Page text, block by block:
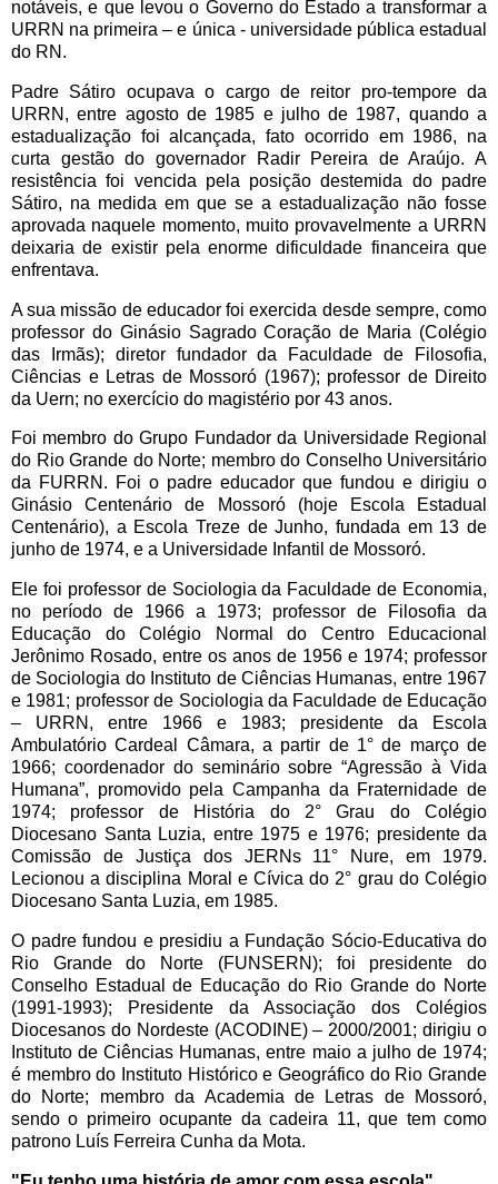
notáveis, e que levou o Governo do Estado a transformar a
URRN na primeira – e única - universidade pública estadual
do RN.
Padre Sátiro ocupava o cargo de reitor pro-tempore da
URRN, entre agosto de 1985 e julho de 1987, quando a
estadualização foi alcançada, fato ocorrido em 1986, na
curta gestão do governador Radir Pereira de Araújo. A
resistência foi vencida pela posição destemida do padre
Sátiro, na medida em que se a estadualização não fosse
aprovada naquele momento, muito provavelmente a URRN
deixaria de existir pela enorme dificuldade financeira que
enfrentava.
A sua missão de educador foi exercida desde sempre, como
professor do Ginásio Sagrado Coração de Maria (Colégio
das Irmãs); diretor fundador da Faculdade de Filosofia,
Ciências e Letras de Mossoró (1967); professor de Direito
da Uern; no exercício do magistério por 43 anos.
Foi membro do Grupo Fundador da Universidade Regional
do Rio Grande do Norte; membro do Conselho Universitário
da FURRN. Foi o padre educador que fundou e dirigiu o
Ginásio Centenário de Mossoró (hoje Escola Estadual
Centenário), a Escola Treze de Junho, fundada em 13 de
junho de 1974, e a Universidade Infantil de Mossoró.
Ele foi professor de Sociologia da Faculdade de Economia,
no período de 1966 a 1973; professor de Filosofia da
Educação do Colégio Normal do Centro Educacional
Jerônimo Rosado, entre os anos de 1956 e 1974; professor
de Sociologia do Instituto de Ciências Humanas, entre 1967
e 1981; professor de Sociologia da Faculdade de Educação
– URRN, entre 1966 e 1983; presidente da Escola
Ambulatório Cardeal Câmara, a partir de 1° de março de
1966; coordenador do seminário sobre “Agressão à Vida
Humana”, promovido pela Campanha da Fraternidade de
1974; professor de História do 2° Grau do Colégio
Diocesano Santa Luzia, entre 1975 e 1976; presidente da
Comissão de Justiça dos JERNs 11° Nure, em 1979.
Lecionou a disciplina Moral e Cívica do 2° grau do Colégio
Diocesano Santa Luzia, em 1985.
O padre fundou e presidiu a Fundação Sócio-Educativa do
Rio Grande do Norte (FUNSERN); foi presidente do
Conselho Estadual de Educação do Rio Grande do Norte
(1991-1993); Presidente da Associação dos Colégios
Diocesanos do Nordeste (ACODINE) – 2000/2001; dirigiu o
Instituto de Ciências Humanas, entre maio a julho de 1974;
é membro do Instituto Histórico e Geográfico do Rio Grande
do Norte; membro da Academia de Letras de Mossoró,
sendo o primeiro ocupante da cadeira 11, que tem como
patrono Luís Ferreira Cunha da Mota.